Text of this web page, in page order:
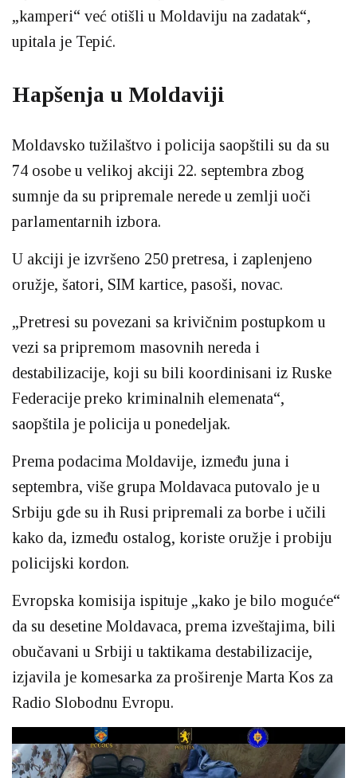
„kamperi“ već otišli u Moldaviju na zadatak“,
upitala je Tepić.
Hapšenja u Moldaviji
Moldavsko tužilaštvo i policija saopštili su da su
74 osobe u velikoj akciji 22. septembra zbog
sumnje da su pripremale nerede u zemlji uoči
parlamentarnih izbora.
U akciji je izvršeno 250 pretresa, i zaplenjeno
oružje, šatori, SIM kartice, pasoši, novac.
„Pretresi su povezani sa krivičnim postupkom u
vezi sa pripremom masovnih nereda i
destabilizacije, koji su bili koordinisani iz Ruske
Federacije preko kriminalnih elemenata“,
saopštila je policija u ponedeljak.
Prema podacima Moldavije, između juna i
septembra, više grupa Moldavaca putovalo je u
Srbiju gde su ih Rusi pripremali za borbe i učili
kako da, između ostalog, koriste oružje i probiju
policijski kordon.
Evropska komisija ispituje „kako je bilo moguće“
da su desetine Moldavaca, prema izveštajima, bili
obučavani u Srbiji u taktikama destabilizacije,
izjavila je komesarka za proširenje Marta Kos za
Radio Slobodnu Evropu.